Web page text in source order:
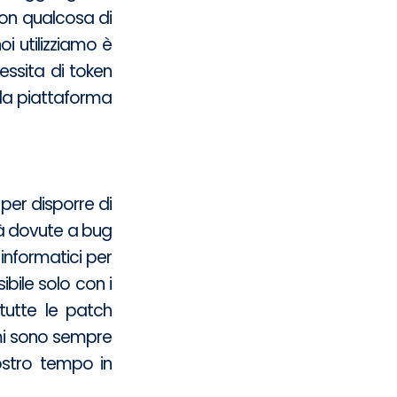
qualcosa di
utilizziamo è
di token
piattaforma
disporre di
dovute a bug
per
solo con i
le patch
sono sempre
tempo in